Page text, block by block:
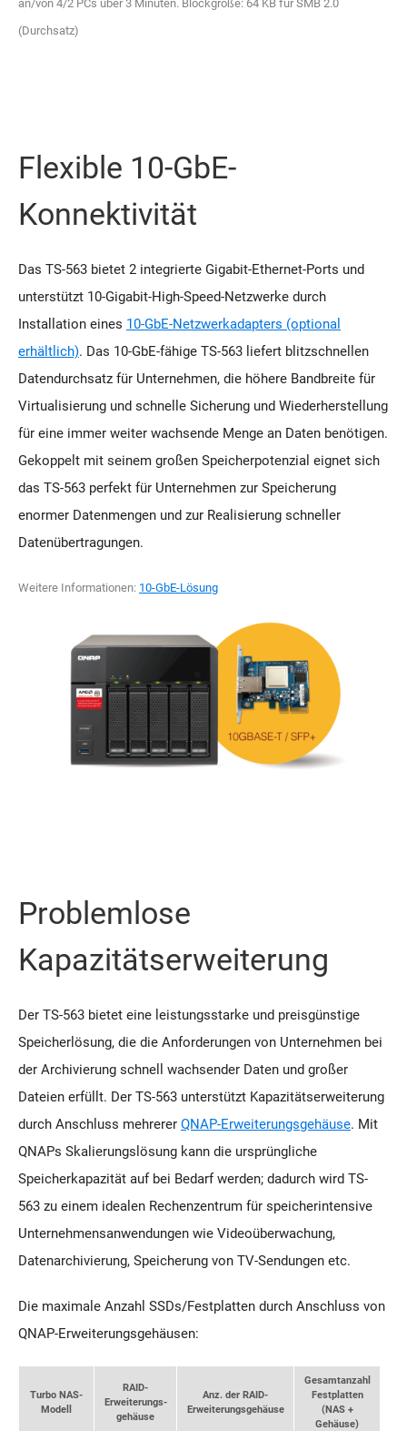
an/von 4/2 PCs über 3 Minuten. Blockgröße: 64 KB für SMB 2.0
(Durchsatz)
Flexible 10-GbE-
Konnektivität
Das TS-563 bietet 2 integrierte Gigabit-Ethernet-Ports und
unterstützt 10-Gigabit-High-Speed-Netzwerke durch
Installation eines 10-GbE-Netzwerkadapters (optional
erhältlich). Das 10-GbE-fähige TS-563 liefert blitzschnellen
Datendurchsatz für Unternehmen, die höhere Bandbreite für
Virtualisierung und schnelle Sicherung und Wiederherstellung
für eine immer weiter wachsende Menge an Daten benötigen.
Gekoppelt mit seinem großen Speicherpotenzial eignet sich
das TS-563 perfekt für Unternehmen zur Speicherung
enormer Datenmengen und zur Realisierung schneller
Datenübertragungen.
Weitere Informationen: 10-GbE-Lösung
Problemlose
Kapazitätserweiterung
Der TS-563 bietet eine leistungsstarke und preisgünstige
Speicherlösung, die die Anforderungen von Unternehmen bei
der Archivierung schnell wachsender Daten und großer
Dateien erfüllt. Der TS-563 unterstützt Kapazitätserweiterung
durch Anschluss mehrerer QNAP-Erweiterungsgehäuse. Mit
QNAPs Skalierungslösung kann die ursprüngliche
Speicherkapazität auf bei Bedarf werden; dadurch wird TS-
563 zu einem idealen Rechenzentrum für speicherintensive
Unternehmensanwendungen wie Videoüberwachung,
Datenarchivierung, Speicherung von TV-Sendungen etc.
Die maximale Anzahl SSDs/Festplatten durch Anschluss von
QNAP-Erweiterungsgehäusen:
Turbo NAS-
Modell
RAID-
Erweiterungs-
gehäuse
Anz. der RAID-
Erweiterungsgehäuse
Gesamtanzahl
Festplatten
(NAS +
Gehäuse)